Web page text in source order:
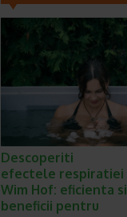
Descoperiti
efectele respiratiei
Wim Hof: eficienta si
beneficii pentru